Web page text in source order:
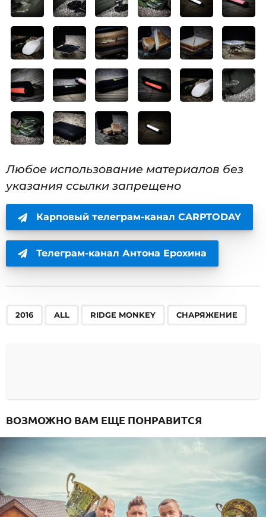
Любое использование материалов без
указания ссылки запрещено
Карповый телеграм-канал CARPTODAY
Телеграм-канал Антона Ерохина
2016 ALL RIDGE MONKEY СНАРЯЖЕНИЕ
ВОЗМОЖНО ВАМ ЕЩЕ ПОНРАВИТСЯ